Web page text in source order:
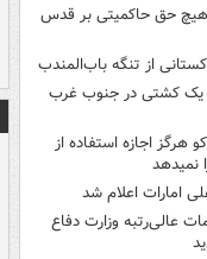
هیچ حق حاکمیتی بر قدس
یک کشتی در جنوب غرب
هرگز اجازه استفاده از
نمیدهد
امارات اعلام شد
عالی‌رتبه وزارت دفاع